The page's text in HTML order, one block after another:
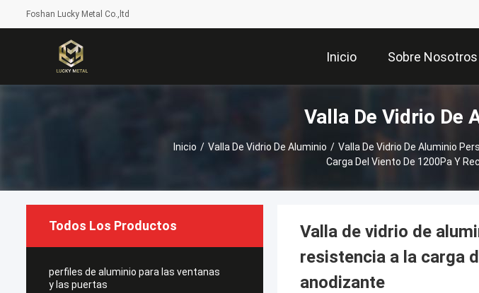
Foshan Lucky Metal Co.,ltd
Inicio Sobre Nosotros
Valla De Vidrio De
Inicio / Valla De Vidrio De Aluminio / Valla De Vidrio De Aluminio
Carga Del Viento De 1200Pa Y
Todos Los Productos
perfiles de aluminio para las ventanas
y las puertas
Valla de vidrio de
resistencia a la carga
anodizante